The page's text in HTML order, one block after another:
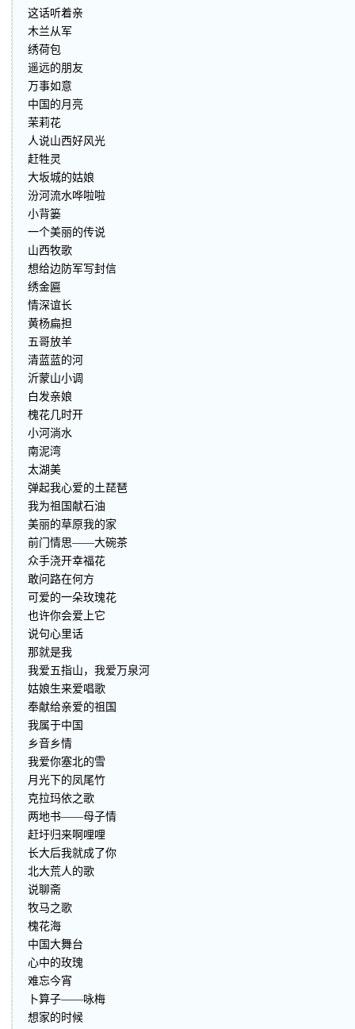
这话听着亲
木兰从军
绣荷包
遥远的朋友
万事如意
中国的月亮
茉莉花
人说山西好风光
赶牲灵
大坂城的姑娘
汾河流水哗啦啦
小背篓
一个美丽的传说
山西牧歌
想给边防军写封信
绣金匾
情深谊长
黄杨扁担
五哥放羊
清蓝蓝的河
沂蒙山小调
白发亲娘
槐花几时开
小河淌水
南泥湾
太湖美
弹起我心爱的土琵琶
我为祖国献石油
美丽的草原我的家
前门情思——大碗茶
众手浇开幸福花
敢问路在何方
可爱的一朵玫瑰花
也许你会爱上它
说句心里话
那就是我
我爱五指山，我爱万泉河
姑娘生来爱唱歌
奉献给亲爱的祖国
我属于中国
乡音乡情
我爱你塞北的雪
月光下的凤尾竹
克拉玛依之歌
两地书——母子情
赶圩归来啊哩哩
长大后我就成了你
北大荒人的歌
说聊斋
牧马之歌
槐花海
中国大舞台
心中的玫瑰
难忘今宵
卜算子——咏梅
想家的时候